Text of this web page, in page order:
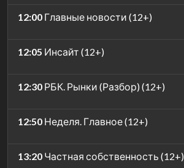
12:00 Главные новости (12+)
12:05 Инсайт (12+)
12:30 РБК. Рынки (Разбор) (12+)
12:50 Неделя. Главное (12+)
13:20 Частная собственность (12+)